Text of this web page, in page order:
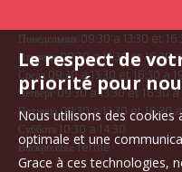
Понедельник 09:30 a 13:30 et
Вторник 09:30 a 13:30 et 16:30
Среда 09:30 a 13:30 et 16:30 a
Четверг 09:30 a 13:30 et 16:30 a
Пятница 09:30 a 13:30 et 16:30
Суббота 10:30 a 14:30
Воскресенье fermé
Le respect de
priorité pour
Nous utilisons des cookies
optimale et une
Grace à ces technologies,